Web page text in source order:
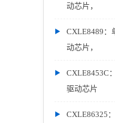
动芯片，
CXLE8489：
动芯片，
CXLE8453C
驱动芯片
CXLE86325